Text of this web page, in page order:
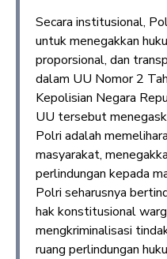
Secara institusional,
untuk menegakkan
proporsional, dan
dalam UU Nomor 2
Kepolisian Negara
UU tersebut
Polri adalah
masyarakat,
perlindungan kepada
Polri seharusnya
hak konstitusional
mengkriminalisasi
ruang perlindungan